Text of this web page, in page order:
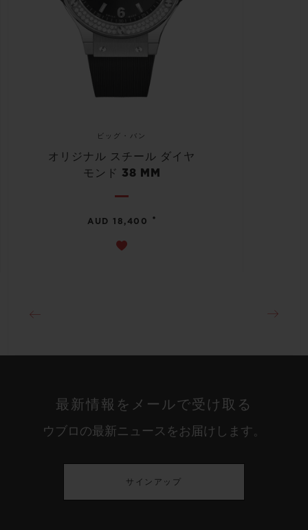
ビッグ・バン
オリジナル スチール ダイヤ
モンド 38 MM
AUD 18,400 •
最新情報をメールで受け取る
ウブロの最新ニュースをお届けします。
サインアップ